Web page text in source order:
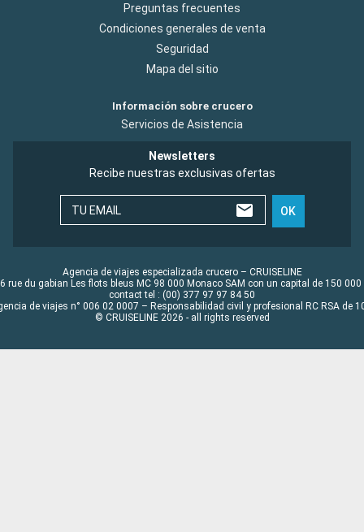
Preguntas frecuentes
Condiciones generales de venta
Seguridad
Mapa del sitio
Información sobre crucero
Servicios de Asistencia
Newsletters
Recibe nuestras exclusivas ofertas
TU EMAIL OK
Agencia de viajes especializada crucero – CRUISELINE
rue du gabian Les flots bleus MC 98 000 Monaco SAM con un capital de 150 000
contact tel : (00) 377 97 97 84 50
de viajes n° 006 02 0007 – Responsabilidad civil y profesional RC RSA de
© CRUISELINE 2026 - all rights reserved